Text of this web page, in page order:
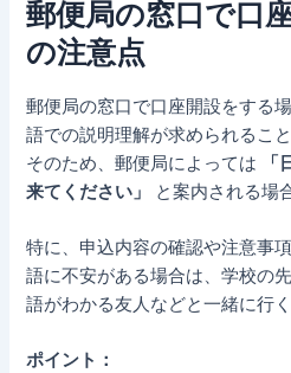
郵便局の窓口で口
の注意点
郵便局の窓口で口座開設をする
語での説明理解が求められること
そのため、郵便局によっては
来てください」
と案内される場
特に、申込内容の確認や注意事
語に不安がある場合は、学校の
語がわかる友人などと一緒に行く
ポイント：